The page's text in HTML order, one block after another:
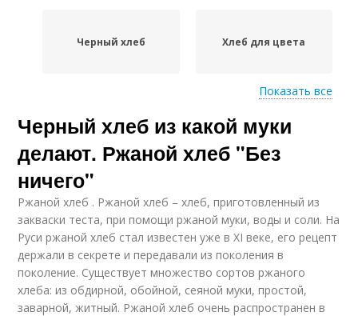
Черный хлеб Хлеб для цвета
Бородинский хлеб Хлеба по госту
Белый хлеб Хлеб на молоке
Показать все
Черный хлеб из какой муки
делают. Ржаной хлеб "Без
ничего"
Ржаной хлеб . Ржаной хлеб – хлеб, приготовленный из
закваски теста, при помощи ржаной муки, воды и соли. На
Руси ржаной хлеб стал известен уже в XI веке, его рецепт
держали в секрете и передавали из поколения в
поколение. Существует множество сортов ржаного
хлеба: из обдирной, обойной, сеяной муки, простой,
заварной, житный. Ржаной хлеб очень распространен в